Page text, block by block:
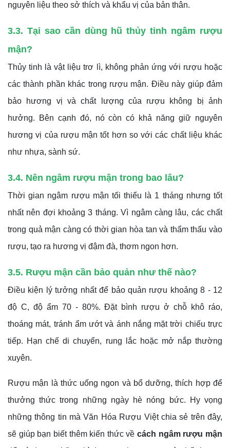
nguyên liệu theo sở thích và khẩu vị của bản thân.
3.3. Tại sao cần dùng hũ thủy tinh ngâm rượu
mận?
Thủy tinh là vật liệu trơ lì, không phản ứng với rượu hoặc
các thành phần khác trong rượu mận. Điều này giúp đảm
bảo hương vị và chất lượng của rượu không bị ảnh
hưởng. Bên cạnh đó, nó còn có khả năng giữ nguyên
hương vị của rượu mận tốt hơn so với các chất liệu khác
như nhựa, sành sứ.
3.4. Nên ngâm rượu mận trong bao lâu?
Thời gian ngâm rượu mận tối thiểu là 1 tháng nhưng tốt
nhất nên đợi khoảng 3 tháng. Vì ngâm càng lâu, các chất
trong quả mận càng có thời gian hòa tan và thẩm thấu vào
rượu, tạo ra hương vị đậm đà, thơm ngon hơn.
3.5. Rượu mận cần bảo quản như thế nào?
Điều kiện lý tưởng nhất để bảo quản rượu khoảng 8 - 12
độ C, độ ẩm 70 - 80%. Đặt bình rượu ở chỗ khô ráo,
thoáng mát, tránh ẩm ướt và ánh nắng mặt trời chiếu trực
tiếp. Hạn chế di chuyển, rung lắc hoặc mở nắp thường
xuyên.
Rượu mận là thức uống ngon và bổ dưỡng, thích hợp để
thưởng thức trong những ngày hè nóng bức. Hy vọng
những thông tin mà Văn Hóa Rượu Việt chia sẻ trên đây,
sẽ giúp bạn biết thêm kiến thức vềcách ngâm rượu mận